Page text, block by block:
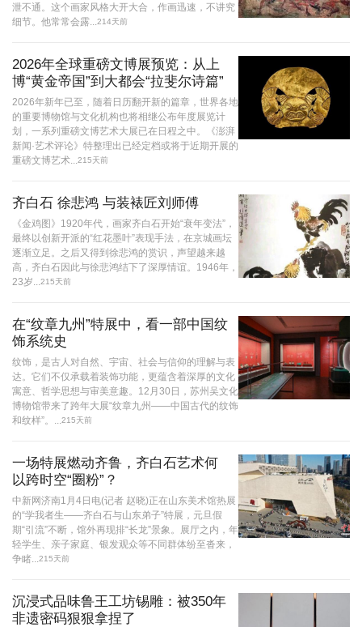
泄不通。这个画家风格大开大合，作画迅速，不讲究
细节。他常常会露...
214天前
2026年全球重磅文博展预览：从上
博“黄金帝国”到大都会“拉斐尔诗篇”
2026年新年已至，随着日历翻开新的篇章，世界各地
的重要博物馆与文化机构也将相继公布年度展览计
划，一系列重磅文博艺术大展已在日程之中。《澎湃
新闻·艺术评论》特整理出已经定档或将于近期开展的
重磅文博艺术...
215天前
齐白石 徐悲鸿 与装裱匠刘师傅
《金鸡图》1920年代，画家齐白石开始“衰年变法”，
最终以创新开派的“红花墨叶”表现手法，在京城画坛
逐渐立足。之后又得到徐悲鸿的赏识，声望越来越
高，齐白石因此与徐悲鸿结下了深厚情谊。1946年，
23岁...
215天前
在“纹章九州”特展中，看一部中国纹
饰系统史
纹饰，是古人对自然、宇宙、社会与信仰的理解与表
达。它们不仅承载着装饰功能，更蕴含着深厚的文化
寓意、哲学思想与审美意趣。12月30日，苏州吴文化
博物馆带来了跨年大展“纹章九州——中国古代的纹饰
和纹样”。...
215天前
一场特展燃动齐鲁，齐白石艺术何
以跨时空“圈粉”？
中新网济南1月4日电(记者 赵晓)正在山东美术馆热展
的“学我者生——齐白石与山东弟子”特展，元旦假
期“引流”不断，馆外再现排“长龙”景象。展厅之内，年
轻学生、亲子家庭、银发观众等不同群体纷至沓来，
争睹...
215天前
沉浸式品味鲁王工坊锡雕：被350年
非遗密码狠狠拿捏了